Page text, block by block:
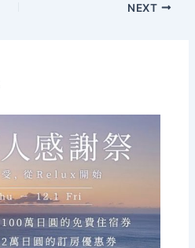
NEXT